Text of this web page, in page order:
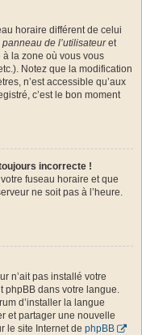
horaire différent de celui
panneau de l’utilisateuret
la zone où vous vous
Notez que la modification
n’est accessible qu’aux
c’est le bon moment
incorrecte !
fuseau horaire et que
ne soit pas à l’heure.
n’ait pas installé votre
phpBB dans votre langue.
d’installer la langue
et partager une nouvelle
le site Internet de phpBB